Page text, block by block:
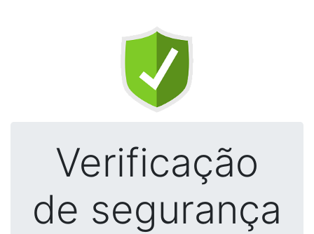
Verificação
de segurança